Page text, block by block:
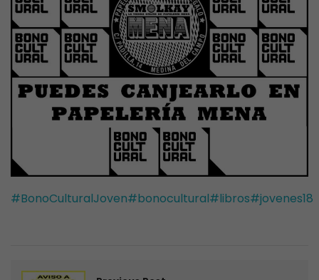
#BonoCulturalJoven#bonocultural#libros#jovenes18